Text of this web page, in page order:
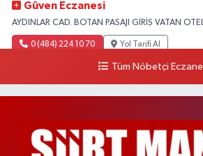
Güven Eczanesi
AYDINLAR CAD. BOTAN PASAJI GİRİŞ VATAN
0 (484) 224 10 70 Yol Tarifi Al
Tüm Nöbetçi